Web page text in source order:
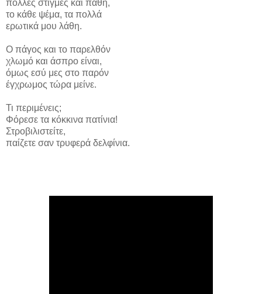
πολλές στιγμές και πάθη,
το κάθε ψέμα, τα πολλά
ερωτικά μου λάθη.
Ο πάγος και το παρελθόν
χλωμό και άσπρο είναι,
όμως εσύ μες στο παρόν
έγχρωμος τώρα μείνε.
Τι περιμένεις;
Φόρεσε τα κόκκινα πατίνια!
Στροβιλιστείτε,
παίζετε σαν τρυφερά δελφίνια.